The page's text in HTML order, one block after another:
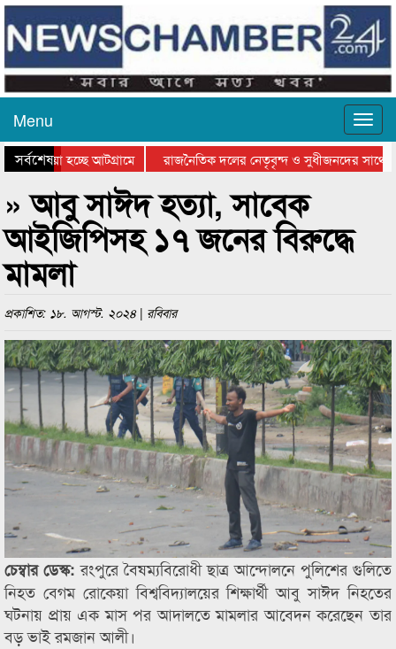
Menu
সর্বশেষ
যাওয়া হচ্ছে আটগ্রামে
রাজনৈতিক দলের নেতৃবৃন্দ ও সুধীজনদের সাথে
পুরস্কার বিতরণ সম্পন্ন
» আবু সাঈদ হত্যা, সাবেক
আইজিপিসহ ১৭ জনের বিরুদ্ধে
মামলা
প্রকাশিত: ১৮. আগস্ট. ২০২৪ | রবিবার
চেম্বার ডেস্ক:রংপুরে বৈষম্যবিরোধী ছাত্র আন্দোলনে পুলিশের গুলিতে
নিহত বেগম রোকেয়া বিশ্ববিদ্যালয়ের শিক্ষার্থী আবু সাঈদ নিহতের
ঘটনায় প্রায় এক মাস পর আদালতে মামলার আবেদন করেছেন তার
বড় ভাই রমজান আলী।